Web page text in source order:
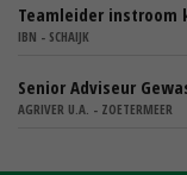
Teamleider instroom
IBN - SCHAIJK
Senior Adviseur
AGRIVER U.A. - ZOETERMEER